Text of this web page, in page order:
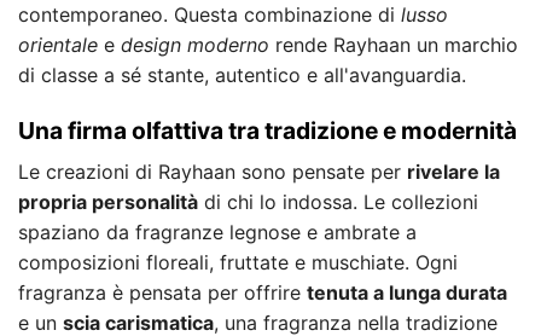
contemporaneo. Questa combinazione di lusso
orientale e design moderno rende Rayhaan un marchio
di classe a sé stante, autentico e all'avanguardia.
Una firma olfattiva tra tradizione e modernità
Le creazioni di Rayhaan sono pensate per rivelare la
propria personalità di chi lo indossa. Le collezioni
spaziano da fragranze legnose e ambrate a
composizioni floreali, fruttate e muschiate. Ogni
fragranza è pensata per offrire tenuta a lunga durata
e un scia carismatica, una fragranza nella tradizione